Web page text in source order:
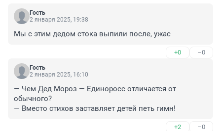
Гость
2 января 2025, 19:38
Мы с этим дедом стока выпили после, ужас
+0 –0
Гость
2 января 2025, 16:10
— Чем Дед Мороз — Единоросс отличается от
обычного?
— Вместо стихов заставляет детей петь гимн!
+2 –0